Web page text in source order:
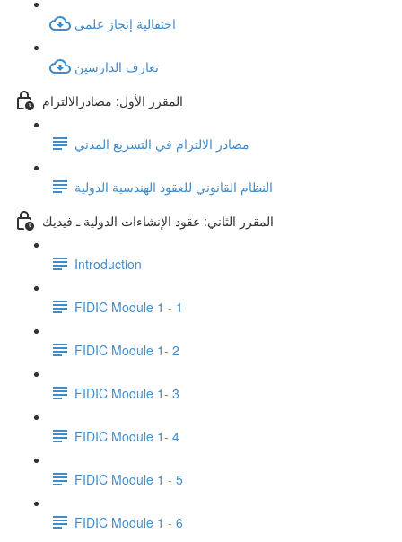
احتفالية إنجاز علمي
تعارف الدارسين
المقرر الأول: مصادرالالتزام
مصادر الالتزام في التشريع المدني
النظام القانوني للعقود الهندسية الدولية
المقرر الثاني: عقود الإنشاءات الدولية ـ فيديك
Introduction
FIDIC Module 1 - 1
FIDIC Module 1- 2
FIDIC Module 1- 3
FIDIC Module 1- 4
FIDIC Module 1 - 5
FIDIC Module 1 - 6